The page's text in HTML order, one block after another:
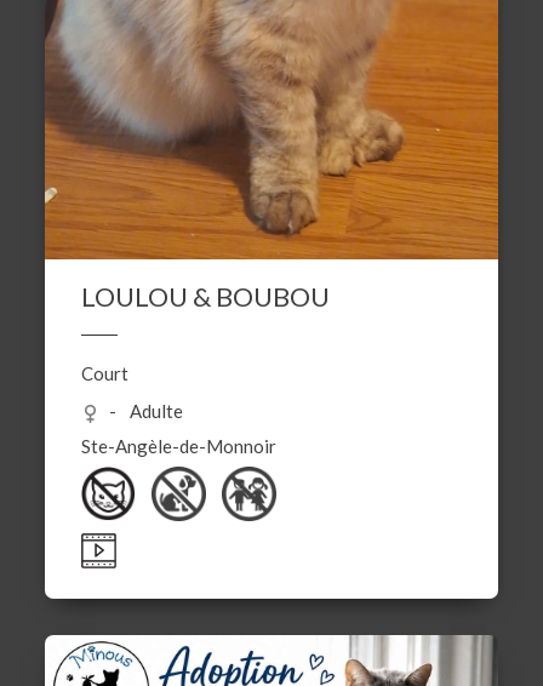
LOULOU & BOUBOU
Court
Adulte
Ste-Angèle-de-Monnoir